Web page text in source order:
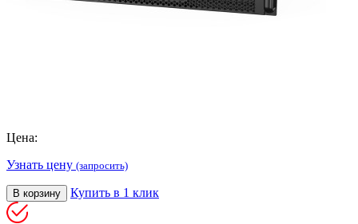
Цена:
Узнать цену (запросить)
В корзину Купить в 1 клик